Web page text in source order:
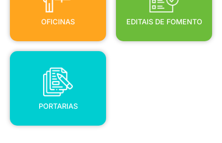
OFICINAS EDITAIS DE FOMENTO
PORTARIAS
PORTARIAS